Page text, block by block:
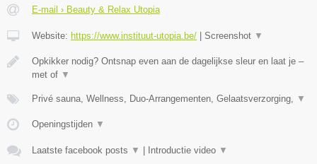
E-mail › Beauty & Relax Utopia
Website: https://www.instituut-utopia.be/ | Screenshot ▼
Opkikker nodig? Ontsnap even aan de dagelijkse sleur en laat je –
met of ▼
Privé sauna, Wellness, Duo-Arrangementen, Gelaatsverzorging, ▼
Openingstijden ▼
Laatste facebook posts ▼ | Introductie video ▼